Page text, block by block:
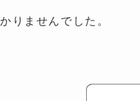
りませんでした。